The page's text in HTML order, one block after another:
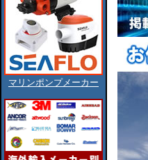
マリンポンプメーカー